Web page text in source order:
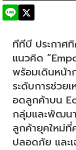
ทีทีบี ประกาศ
แนวคิด
พร้อมเดินหน้า
ระดับการช่วย
อดลูกค้าบน
กลุ่มและพัฒน
ลูกค้ายุคใหม่ที่
ปลอดภัย และ